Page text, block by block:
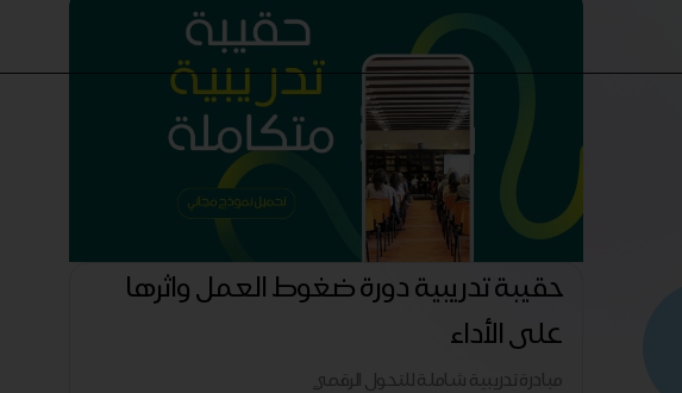
حقيبة تدريبية دورة ضغوط العمل واثرها
على الأداء
مبادرة تدريبية شاملة للتحول الرقمي